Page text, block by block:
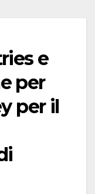
e
per
per il